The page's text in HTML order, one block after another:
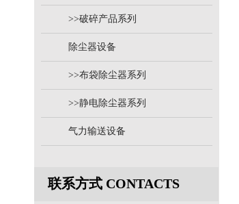
>>破碎产品系列
除尘器设备
>>布袋除尘器系列
>>静电除尘器系列
气力输送设备
联系方式 CONTACTS